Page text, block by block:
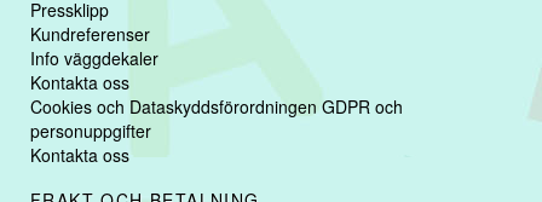
Pressklipp
Kundreferenser
Info väggdekaler
Kontakta oss
Cookies och Dataskyddsförordningen GDPR och
personuppgifter
Kontakta oss